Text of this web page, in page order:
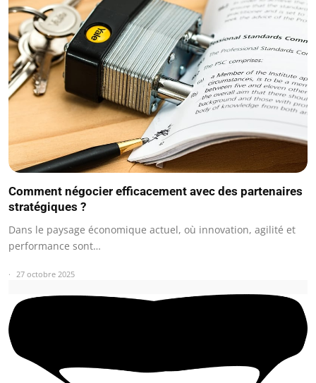
Comment négocier efficacement avec des partenaires
stratégiques ?
Dans le paysage économique actuel, où innovation, agilité et
performance sont…
27 octobre 2025